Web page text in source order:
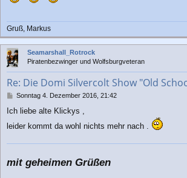
t
a
g
Gruß, Markus
Seamarshall_Rotrock
Piratenbezwinger und Wolfsburgveteran
Re: Die Domi Silvercolt Show "Old
B
i
t
Sonntag 4. Dezember 2016, 21:42
Ich liebe alte Klickys ,
leider kommt da wohl nichts mehr nach .
mit geheimen Grüßen